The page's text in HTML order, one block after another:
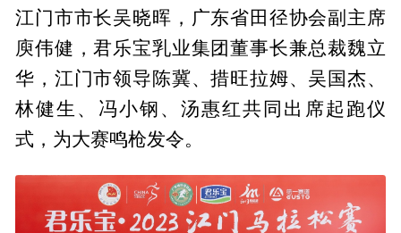
江门市市长吴晓晖，广东省田径协会副主席
庾伟健，君乐宝乳业集团董事长兼总裁魏立
华，江门市领导陈冀、措旺拉姆、吴国杰、
林健生、冯小钢、汤惠红共同出席起跑仪
式，为大赛鸣枪发令。